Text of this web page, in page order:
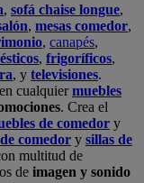
, sofá chaise longue,
, mesas comedor,
, canapés,
, frigoríficos,
, y televisiones.
cualquiermuebles
. Crea el
de comedor y
comedor y sillas de
multitud de
de imagen y sonido